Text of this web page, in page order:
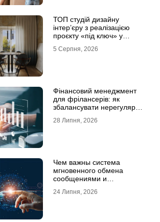
ТОП студій дизайну
інтер’єру з реалізацією
проєкту «під ключ» у
5 Серпня, 2026
Фінансовий менеджмент
для фрілансерів: як
збалансувати нерегулярні
28 Липня, 2026
Чем важны система
мгновенного обмена
сообщениями и
информации для бизнеса
24 Липня, 2026